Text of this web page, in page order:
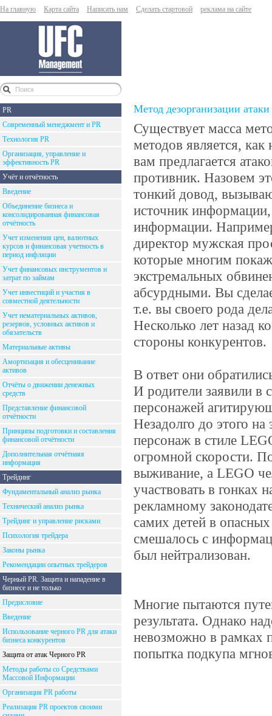
На главную Карта сайта Написать нам Сделать стартовой реклама на сайте
PR
Современный менеджмент и PR
Технология PR
Организация, управление и
эффективность PR
Учёт и отчётность
Введение
Объединение бизнеса и
консолидированная финансовая
отчётность
Учет изменения цен, валютных
курсов и финансовая учетность в
период инфляции
Учет финансовых инструментов и
затрат по займам
Учет инвестиций и участия в
совместной деятельности
Учет нематериальных активов,
резервов, условных активов и
обязательств
Материальные активы
Амортизация и обесценивание
активов
Отчёты о движении денежных
средств
Представление финансовой
отчётности
Принципы подготовки и составления
финансовой отчётности
Дополнительная отчётнаяя
информация
Трейдинг
Фундаментальный анализ рынка
Технический анализ рынка
Трейдинг и управление рисками
Психология трейдера
Законы рынка
Рекомендации опытных трейдеров
Черный PR. Защита и нападение в
бизнесе и не только
Предисловие
Введение
Использование черного PR для атаки
бизнеса конкурентов
Защита от атак Черного PR
Методы работы со Средствами
Массовой Информации
Организация PR работы
Реализация PR проектов своими
Метод дезорганизации атаки
Существует масса
методов является, как
вам предлагается
противник. Назовем
тонкий довод,
источник
информации.
директор мужская
которые многим
экстремальных
абсурдными. Вы
т.е. вы своего рода
Несколько лет назад
стороны конкурентов.
В ответ они
И родители заявили в
персонажей
Незадолго до этого
персонаж в стиле
огромной скорости.
выживание, а LEGO
участвовать в гонках
рекламному
самих детей в
смешалось с
был нейтрализован.
Многие пытаются
результата. Однако
невозможно в рамках
попытка подкупа